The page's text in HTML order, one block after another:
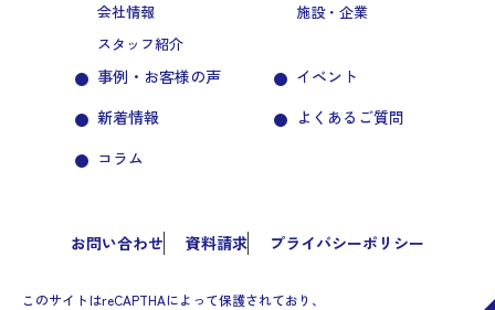
会社情報
スタッフ紹介
施設・企業
事例・お客様の声
新着情報
コラム
イベント
よくあるご質問
お問い合わせ 資料請求 プライバシーポリシー
このサイトはreCAPTHAによって保護されており、